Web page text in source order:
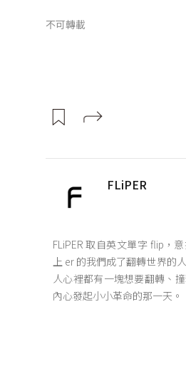
不可轉載
FLiPER
FLiPER 取自英文單字 flip，
上 er 的我們成了翻轉世界的
人心裡都有一塊想要翻轉、
內心發起小小革命的那一天。